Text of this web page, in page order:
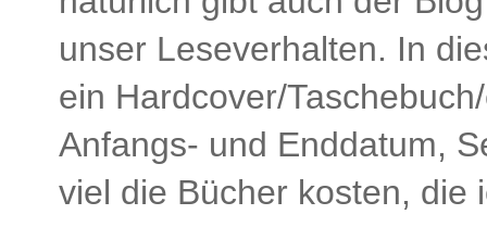
unser Leseverhalten. In
ein Hardcover/
Anfangs- und Enddatum,
viel die Bücher kosten, die